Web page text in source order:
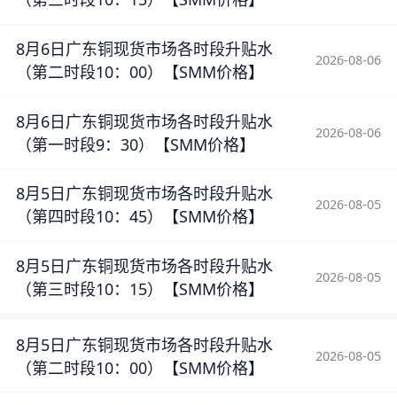
8月6日广东铜现货市场各时段升贴水
（第二时段10：00）【SMM价格】
2026-08-06
8月6日广东铜现货市场各时段升贴水
（第一时段9：30）【SMM价格】
2026-08-06
8月5日广东铜现货市场各时段升贴水
（第四时段10：45）【SMM价格】
2026-08-05
8月5日广东铜现货市场各时段升贴水
（第三时段10：15）【SMM价格】
2026-08-05
8月5日广东铜现货市场各时段升贴水
（第二时段10：00）【SMM价格】
2026-08-05